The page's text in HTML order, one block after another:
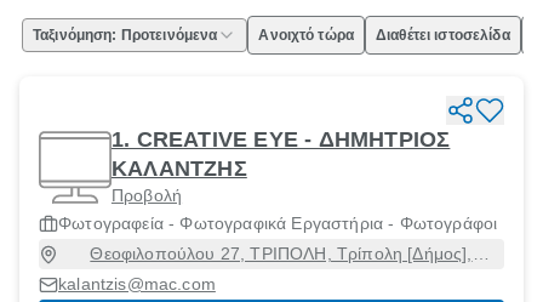
Ταξινόμηση: Προτεινόμενα Ανοιχτό τώρα Διαθέτει ιστοσελίδα
1. CREATIVE EYE - ΔΗΜΗΤΡΙΟΣ
ΚΑΛΑΝΤΖΗΣ
Προβολή
Φωτογραφεία - Φωτογραφικά Εργαστήρια - Φωτογράφοι
Θεοφιλοπούλου 27, ΤΡΙΠΟΛΗ, Τρίπολη [Δήμος],
kalantzis@mac.com